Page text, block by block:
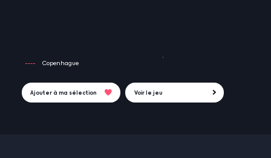
Copenhague
Ajouter à ma sélection Voir le jeu